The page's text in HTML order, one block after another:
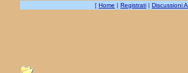
[ Home | Registrati | Discussioni